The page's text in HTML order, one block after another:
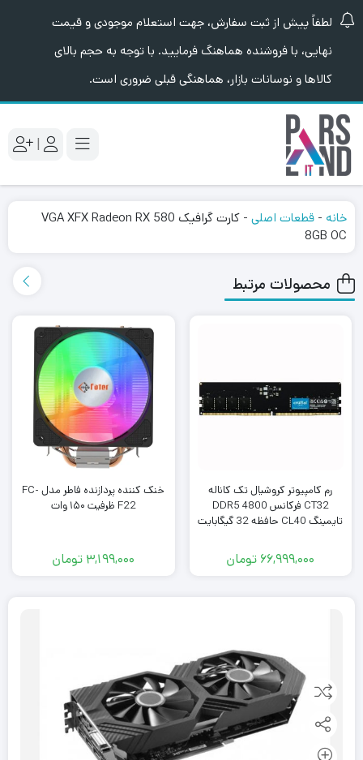
لطفاً پیش از ثبت سفارش، جهت استعلام موجودی و قیمت
نهایی، با فروشنده هماهنگ فرمایید. با توجه به حجم بالای
کالاها و نوسانات بازار، هماهنگی قبلی ضروری است.
|
خانه - قطعات اصلی -
کارت گرافیک VGA XFX Radeon RX 580
8GB OC
محصولات مرتبط
رم کامپیوتر کروشیال تک کاناله
CT32 فرکانس 4800 DDR5
تایمینگ CL40 حافظه 32 گیگابایت
66,999,000 تومان
خنک کننده پردازنده فاطر مدل FC-
F22 ظرفیت ۱۵۰ وات
3,199,000 تومان